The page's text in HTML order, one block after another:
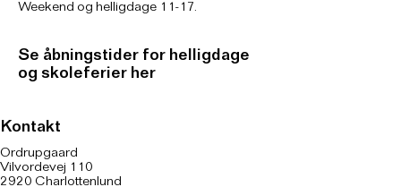
Weekend og helligdage 11-17.
Se åbningstider for helligdage
og skoleferier her
Kontakt
Ordrupgaard
Vilvordevej 110
2920 Charlottenlund